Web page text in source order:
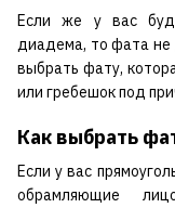
Если же у вас
диадема, то фата не
выбрать фату,
или гребешок под
Как выбрать
Если у вас
обрамляющие